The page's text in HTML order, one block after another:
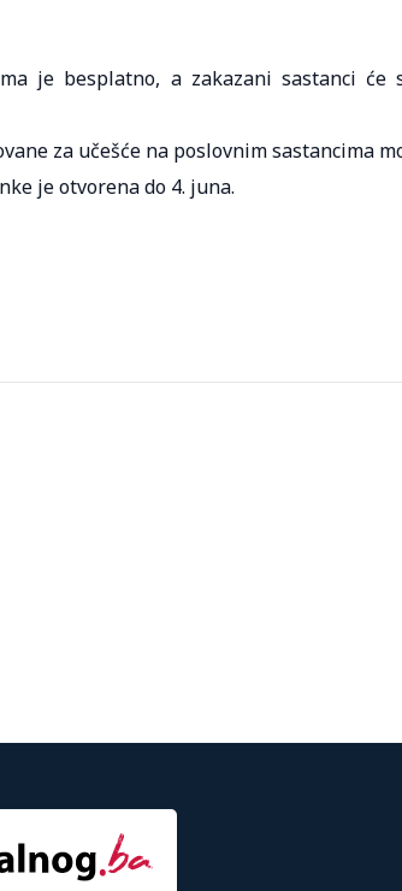
je besplatno, a zakazani sastanci
za učešće na poslovnim sastancima
je otvorena do 4. juna.